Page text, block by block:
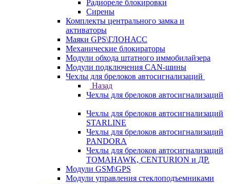
Радиореле блокировки
Сирены
Комплекты центрального замка и
активаторы
Маяки GPS\ГЛОНАСС
Механические блокираторы
Модули обхода штатного иммобилайзера
Модули подключения CAN-шины
Чехлы для брелоков автосигнализаций
Назад
Чехлы для брелоков автосигнализаций
Чехлы для брелоков автосигнализаций
STARLINE
Чехлы для брелоков автосигнализаций
PANDORA
Чехлы для брелоков автосигнализаций
TOMAHAWK, CENTURION и ДР.
Модули GSM\GPS
Модули управления стеклоподъемниками